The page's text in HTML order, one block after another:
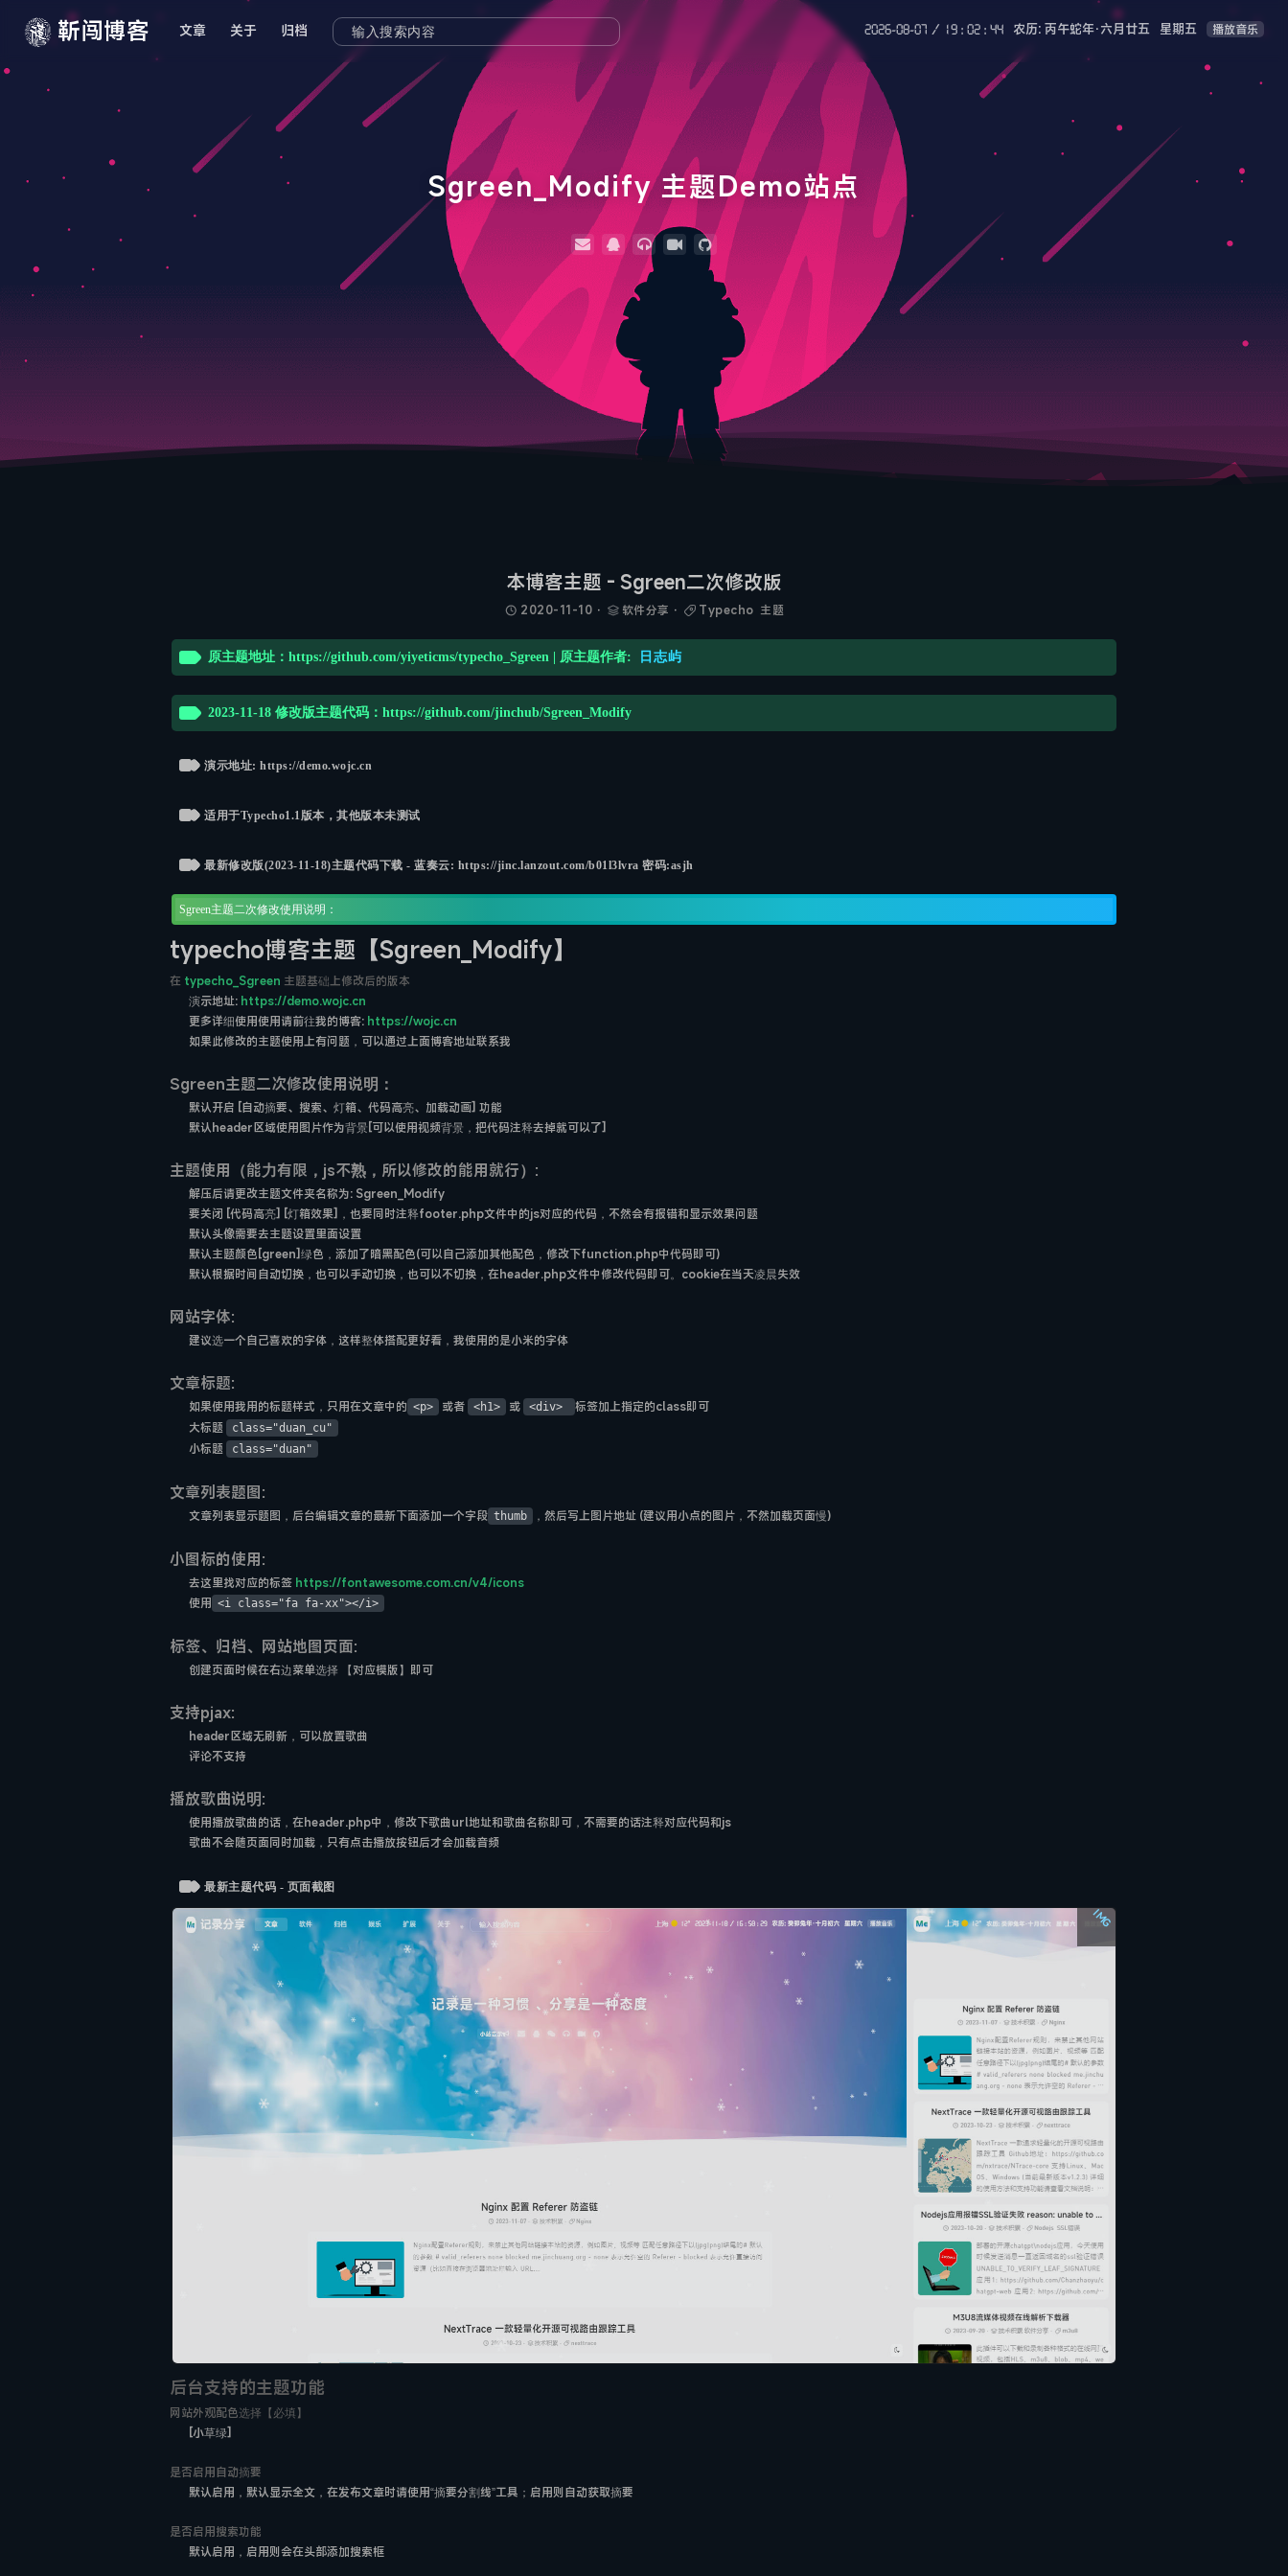
靳闯博客 文章 关于 归档 2026-08-07 / 19 : 02 : 45 农历: 丙午蛇年·六月廿五 星期五 播放音乐
Sgreen_Modify 主题Demo站点
本博客主题 - Sgreen二次修改版
2020-11-10 · 软件分享 · Typecho 主题
原主题地址：https://github.com/yiyeticms/typecho_Sgreen | 原主题作者: 日志屿
2023-11-18 修改版主题代码：https://github.com/jinchub/Sgreen_Modify
演示地址: https://demo.wojc.cn
适用于Typecho1.1版本，其他版本未测试
最新修改版(2023-11-18)主题代码下载 - 蓝奏云: https://jinc.lanzout.com/b01l3lvra 密码:asjh
Sgreen主题二次修改使用说明：
typecho博客主题【Sgreen_Modify】
在 typecho_Sgreen 主题基础上修改后的版本
演示地址: https://demo.wojc.cn
更多详细使用使用请前往我的博客: https://wojc.cn
如果此修改的主题使用上有问题，可以通过上面博客地址联系我
Sgreen主题二次修改使用说明：
默认开启 [自动摘要、搜索、灯箱、代码高亮、加载动画] 功能
默认header区域使用图片作为背景[可以使用视频背景，把代码注释去掉就可以了]
主题使用（能力有限，js不熟，所以修改的能用就行）:
解压后请更改主题文件夹名称为: Sgreen_Modify
要关闭 [代码高亮] [灯箱效果]，也要同时注释footer.php文件中的js对应的代码，不然会有报错和显示效果问题
默认头像需要去主题设置里面设置
默认主题颜色[green]绿色，添加了暗黑配色(可以自己添加其他配色，修改下function.php中代码即可)
默认根据时间自动切换，也可以手动切换，也可以不切换，在header.php文件中修改代码即可。cookie在当天凌晨失效
网站字体:
建议选一个自己喜欢的字体，这样整体搭配更好看，我使用的是小米的字体
文章标题:
如果使用我用的标题样式，只用在文章中的 <p> 或者 <h1> 或 <div>
标签加上指定的class即可
大标题
class="duan_cu"
小标题 class="duan"
文章列表题图:
文章列表显示题图，后台编辑文章的最新下面添加一个字段 thumb ，然后写上图片地址 (建议用小点的图片，不然加载页面慢)
小图标的使用:
去这里找对应的标签 https://fontawesome.com.cn/v4/icons
使用 <i class="fa fa-xx"></i>
标签、归档、网站地图页面:
创建页面时候在右边菜单选择 【对应模版】即可
支持pjax:
header区域无刷新，可以放置歌曲
评论不支持
播放歌曲说明:
使用播放歌曲的话，在header.php中，修改下歌曲url地址和歌曲名称即可，不需要的话注释对应代码和js
歌曲不会随页面同时加载，只有点击播放按钮后才会加载音频
最新主题代码 - 页面截图
后台支持的主题功能
网站外观配色选择【必填】
[小草绿]
是否启用自动摘要
默认启用，默认显示全文，在发布文章时请使用“摘要分割线”工具；启用则自动获取摘要
是否启用搜索功能
默认启用，启用则会在头部添加搜索框